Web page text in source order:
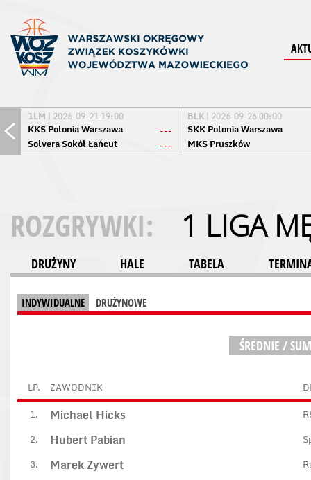
1LM | 2026-09-21 19:00
KKS Polonia Warszawa
---
Solvera Sokół Łańcut
---
BLK | 2026-09-26 00:00
SKK Polonia Warszawa
MKS Pruszków
ROZGRYWKI: 1 LIGA
DRUŻYNY HALE TABELA
INDYWIDUALNE DRUŻYNOWE
ŚREDNIE /
LP. ZAWODNIK
1.
Michael Hicks
2.
Hubert Pabian
3.
Marek Zywert